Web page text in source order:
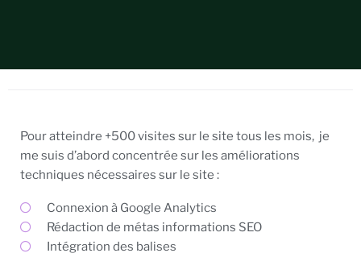
Pour atteindre +500 visites sur le site tous les mois, je
me suis d’abord concentrée sur les améliorations
techniques nécessaires sur le site :
Connexion à Google Analytics
Rédaction de métas informations SEO
Intégration des balises